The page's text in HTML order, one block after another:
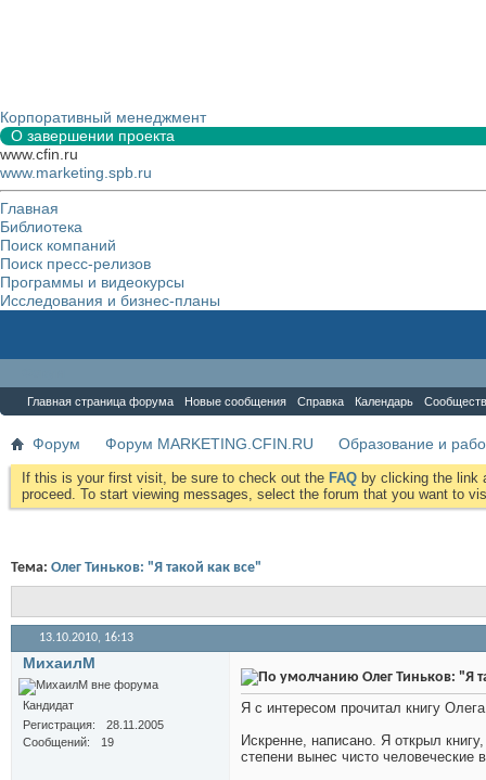
Корпоративный менеджмент
О завершении проекта
www.cfin.ru
www.marketing.spb.ru
Главная
Библиотека
Поиск компаний
Поиск пресс-релизов
Программы и видеокурсы
Исследования и бизнес-планы
Главная страница форума Новые сообщения Справка Календарь
Форум Форум MARKETING.CFIN.RU Образование и
If this is your first visit, be sure to check out the FAQ by clicking the link
proceed. To start viewing messages, select the forum that you want to
Тема: Олег Тиньков: "Я такой как все"
13.10.2010, 16:13
МихаилМ
Кандидат
Регистрация
28.11.2005
Сообщений
19
Олег Тиньков: "Я
Я с интересом прочитал книгу
Искренне, написано. Я открыл
степени вынес чисто человеческие